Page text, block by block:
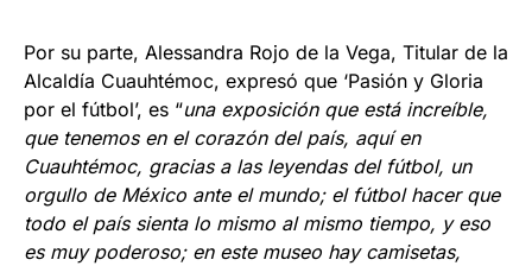
Por su parte, Alessandra Rojo de la Vega, Titular de la
Alcaldía Cuauhtémoc, expresó que ‘Pasión y Gloria
por el fútbol’, es “una exposición que está increíble,
que tenemos en el corazón del país, aquí en
Cuauhtémoc, gracias a las leyendas del fútbol, un
orgullo de México ante el mundo; el fútbol hacer que
todo el país sienta lo mismo al mismo tiempo, y eso
es muy poderoso; en este museo hay camisetas,